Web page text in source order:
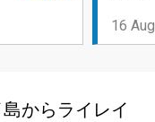
からライレイ